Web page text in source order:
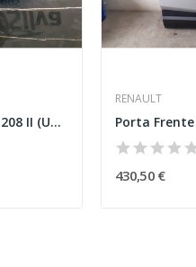
Volante – PEUGEOT 208 II (UB_,UP_,UW_,UJ_)
RENAULT
430,50 €